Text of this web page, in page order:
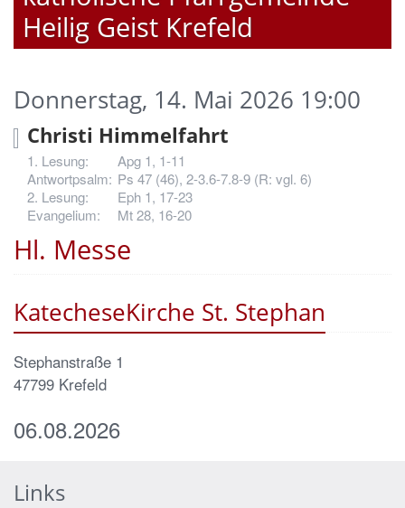
Heilig Geist Krefeld
Hl. Messe
Donnerstag, 14. Mai 2026 19:00
Christi Himmelfahrt
Apg 1, 1-11
Ps 47 (46), 2-3.6-7.8-9 (R: vgl. 6)
Eph 1, 17-23
Mt 28, 16-20
KatecheseKirche St. Stephan
Stephanstraße 1
47799 Krefeld
06.08.2026
Links